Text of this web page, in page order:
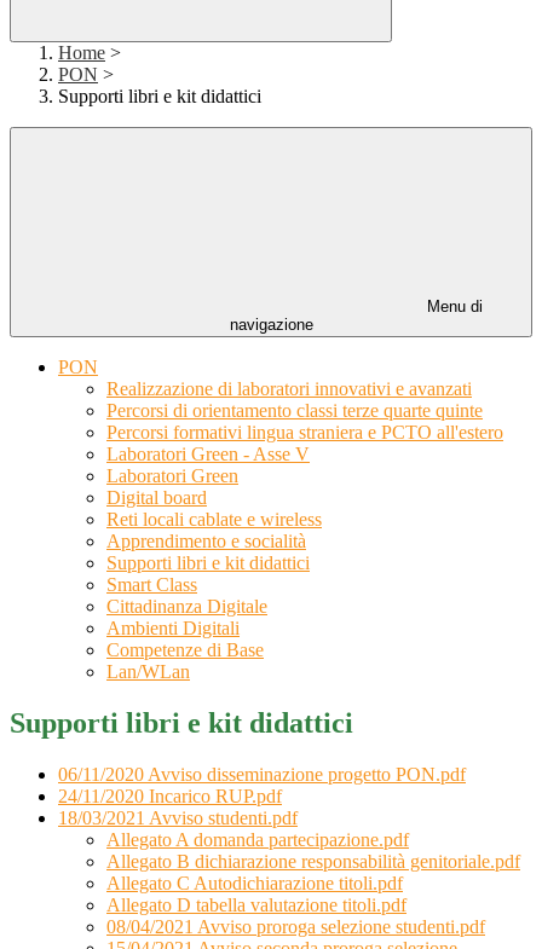
Home >
PON >
Supporti libri e kit didattici
Menu di
navigazione
PON
Realizzazione di laboratori innovativi e avanzati
Percorsi di orientamento classi terze quarte quinte
Percorsi formativi lingua straniera e PCTO all'estero
Laboratori Green - Asse V
Laboratori Green
Digital board
Reti locali cablate e wireless
Apprendimento e socialità
Supporti libri e kit didattici
Smart Class
Cittadinanza Digitale
Ambienti Digitali
Competenze di Base
Lan/WLan
Supporti libri e kit didattici
06/11/2020 Avviso disseminazione progetto PON.pdf
24/11/2020 Incarico RUP.pdf
18/03/2021 Avviso studenti.pdf
Allegato A domanda partecipazione.pdf
Allegato B dichiarazione responsabilità genitoriale.pdf
Allegato C Autodichiarazione titoli.pdf
Allegato D tabella valutazione titoli.pdf
08/04/2021 Avviso proroga selezione studenti.pdf